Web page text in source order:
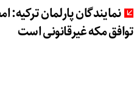
نمایندگان پارلمان ترکیه:
توافق مکه غیرقانونی است